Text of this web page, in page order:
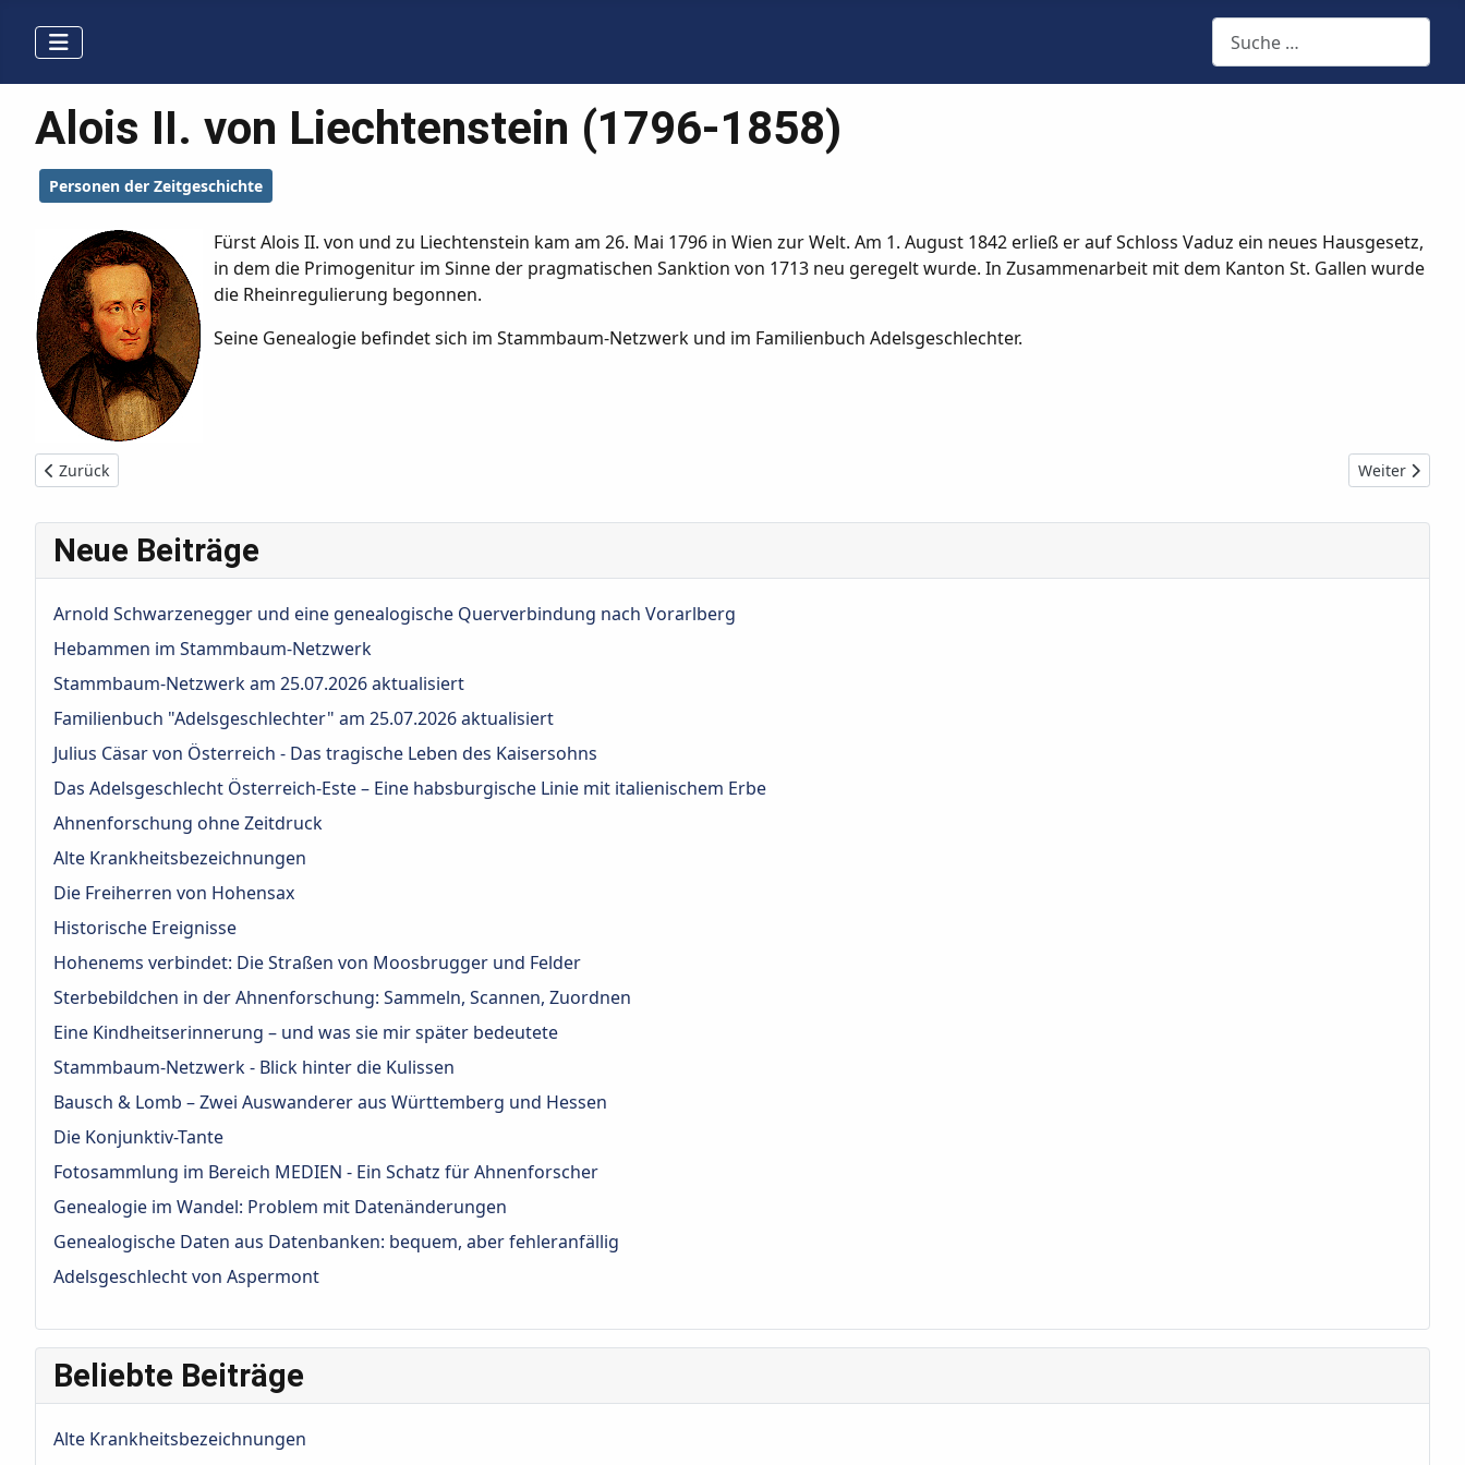
Suchen
Alois II. von Liechtenstein (1796-1858)
Personen der Zeitgeschichte
Fürst Alois II. von und zu Liechtenstein kam am 26. Mai 1796 in Wien zur Welt. Am 1. August 1842 erließ er auf Schloss Vaduz ein neues Hausgesetz,
in dem die Primogenitur im Sinne der pragmatischen Sanktion von 1713 neu geregelt wurde. In Zusammenarbeit mit dem Kanton St. Gallen wurde
die Rheinregulierung begonnen.
Seine Genealogie befindet sich im Stammbaum-Netzwerk und im Familienbuch Adelsgeschlechter.
Vorheriger Beitrag: Josef I. Johann Adam von Liechtenstein (1690-1732)
Zurück Nächster
Weiter
Neue Beiträge
Arnold Schwarzenegger und eine genealogische Querverbindung nach Vorarlberg
Hebammen im Stammbaum-Netzwerk
Stammbaum-Netzwerk am 25.07.2026 aktualisiert
Familienbuch "Adelsgeschlechter" am 25.07.2026 aktualisiert
Julius Cäsar von Österreich - Das tragische Leben des Kaisersohns
Das Adelsgeschlecht Österreich‑Este – Eine habsburgische Linie mit italienischem Erbe
Ahnenforschung ohne Zeitdruck
Alte Krankheitsbezeichnungen
Die Freiherren von Hohensax
Historische Ereignisse
Hohenems verbindet: Die Straßen von Moosbrugger und Felder
Sterbebildchen in der Ahnenforschung: Sammeln, Scannen, Zuordnen
Eine Kindheitserinnerung – und was sie mir später bedeutete
Stammbaum-Netzwerk - Blick hinter die Kulissen
Bausch & Lomb – Zwei Auswanderer aus Württemberg und Hessen
Die Konjunktiv-Tante
Fotosammlung im Bereich MEDIEN - Ein Schatz für Ahnenforscher
Genealogie im Wandel: Problem mit Datenänderungen
Genealogische Daten aus Datenbanken: bequem, aber fehleranfällig
Adelsgeschlecht von Aspermont
Beliebte Beiträge
Alte Krankheitsbezeichnungen